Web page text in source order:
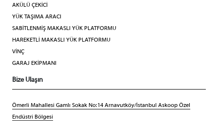
AKÜLÜ ÇEKİCİ
YÜK TAŞIMA ARACI
SABİTLENMİŞ MAKASLI YÜK PLATFORMU
HAREKETLİ MAKASLI YÜK PLATFORMU
VİNÇ
GARAJ EKİPMANI
Bize Ulaşın
Ömerli Mahallesi Gamlı Sokak No:14 Arnavutköy/İstanbul Askoop Özel
Endüstri Bölgesi